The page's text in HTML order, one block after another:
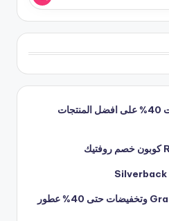
كود خصم متجر ماهر تخفيضات 40% على افضل المنتجات
كود خصم قراس للعطور Grasse وتخفيضات حتى 40% عطور